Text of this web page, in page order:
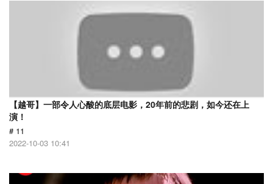
【越哥】一部令人心酸的底层电影，20年前的悲剧，如今还在上
演！
# 11
2022-10-03 10:41